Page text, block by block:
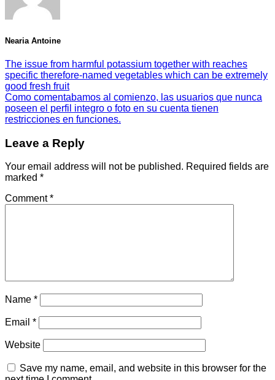
Nearia Antoine
The issue from harmful potassium together with reaches
specific therefore-named vegetables which can be extremely
good fresh fruit
Como comentabamos al comienzo, las usuarios que nunca
poseen el perfil integro o foto en su cuenta tienen
restricciones en funciones.
Leave a Reply
Your email address will not be published. Required fields are
marked *
Comment*
Name *
Email *
Website
Save my name, email, and website in this browser for the